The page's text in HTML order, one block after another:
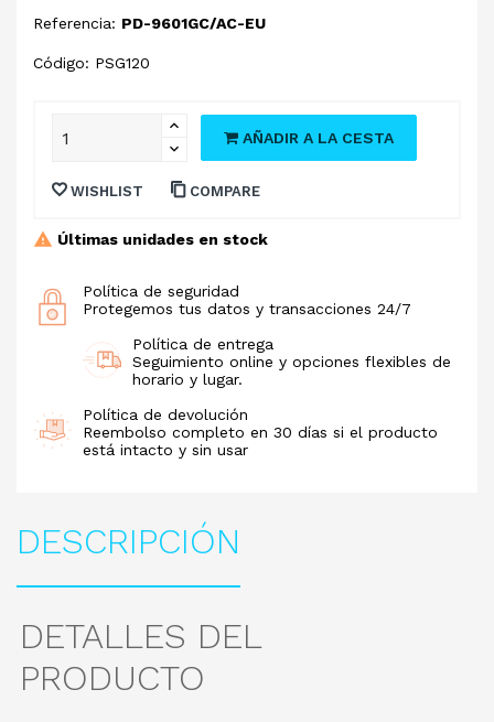
Referencia: PD-9601GC/AC-EU
Código: PSG120
AÑADIR A LA CESTA
WISHLIST COMPARE
Últimas unidades en stock
Política de seguridad
Protegemos tus datos y transacciones 24/7
Política de entrega
Seguimiento online y opciones flexibles de
horario y lugar.
Política de devolución
Reembolso completo en 30 días si el producto
está intacto y sin usar
DESCRIPCIÓN
DETALLES DEL
PRODUCTO